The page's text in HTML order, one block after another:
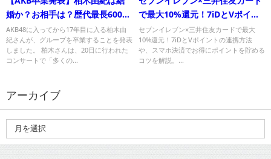
婚か？お相手は？歴代最長6000
日に終止符の愛は！
AKB48に入ってから17年目に入る柏木由
紀さんが、グループを卒業することを発表
しました。 柏木さんは、20日に行われた
コンサートで「多くの...
で最大10%還元！7iDとVポイン
ト連携でお得に買い物する方
法！
セブンイレブン×三井住友カードで最大
10%還元！7iDとVポイントの連携方法
や、スマホ決済でお得にポイントを貯める
コツを解説。...
アーカイブ